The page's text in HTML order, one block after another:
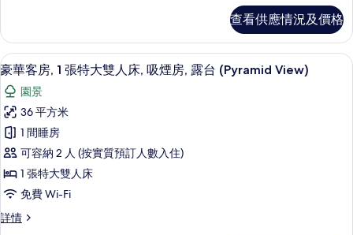
的
相
片
單
人
床,
吸
煙
房,
花
園
景
(Balcony)
2
張
單
床,
吸
煙
房,
花
園
景
(Balcony)
情
查看供應情況及價格
載
入
所
有
豪
華
客
房,
1
迷你吧、房內夾萬、書桌、熨斗/熨衫
7
豪華客房, 1 張特大雙人床, 吸煙房, 露台 (Pyramid View)
園景
36 平方米
1 間睡房
可容納 2 人 (按實質預訂人數入住)
1 張特大雙人床
免費 Wi-Fi
詳情
豪